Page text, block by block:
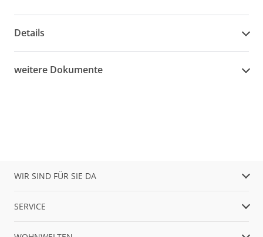
Details
weitere Dokumente
WIR SIND FÜR SIE DA
SERVICE